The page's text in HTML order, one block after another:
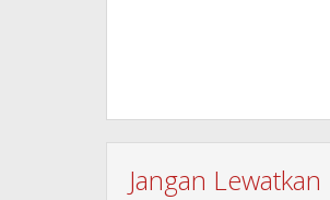
Jangan Lewatkan